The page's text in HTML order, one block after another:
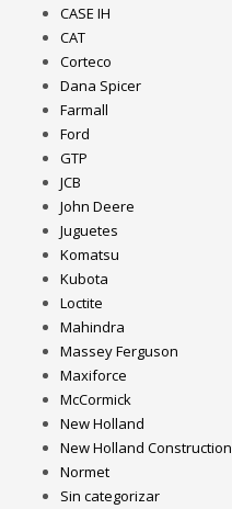
CASE IH
CAT
Corteco
Dana Spicer
Farmall
Ford
GTP
JCB
John Deere
Juguetes
Komatsu
Kubota
Loctite
Mahindra
Massey Ferguson
Maxiforce
McCormick
New Holland
New Holland Construction
Normet
Sin categorizar